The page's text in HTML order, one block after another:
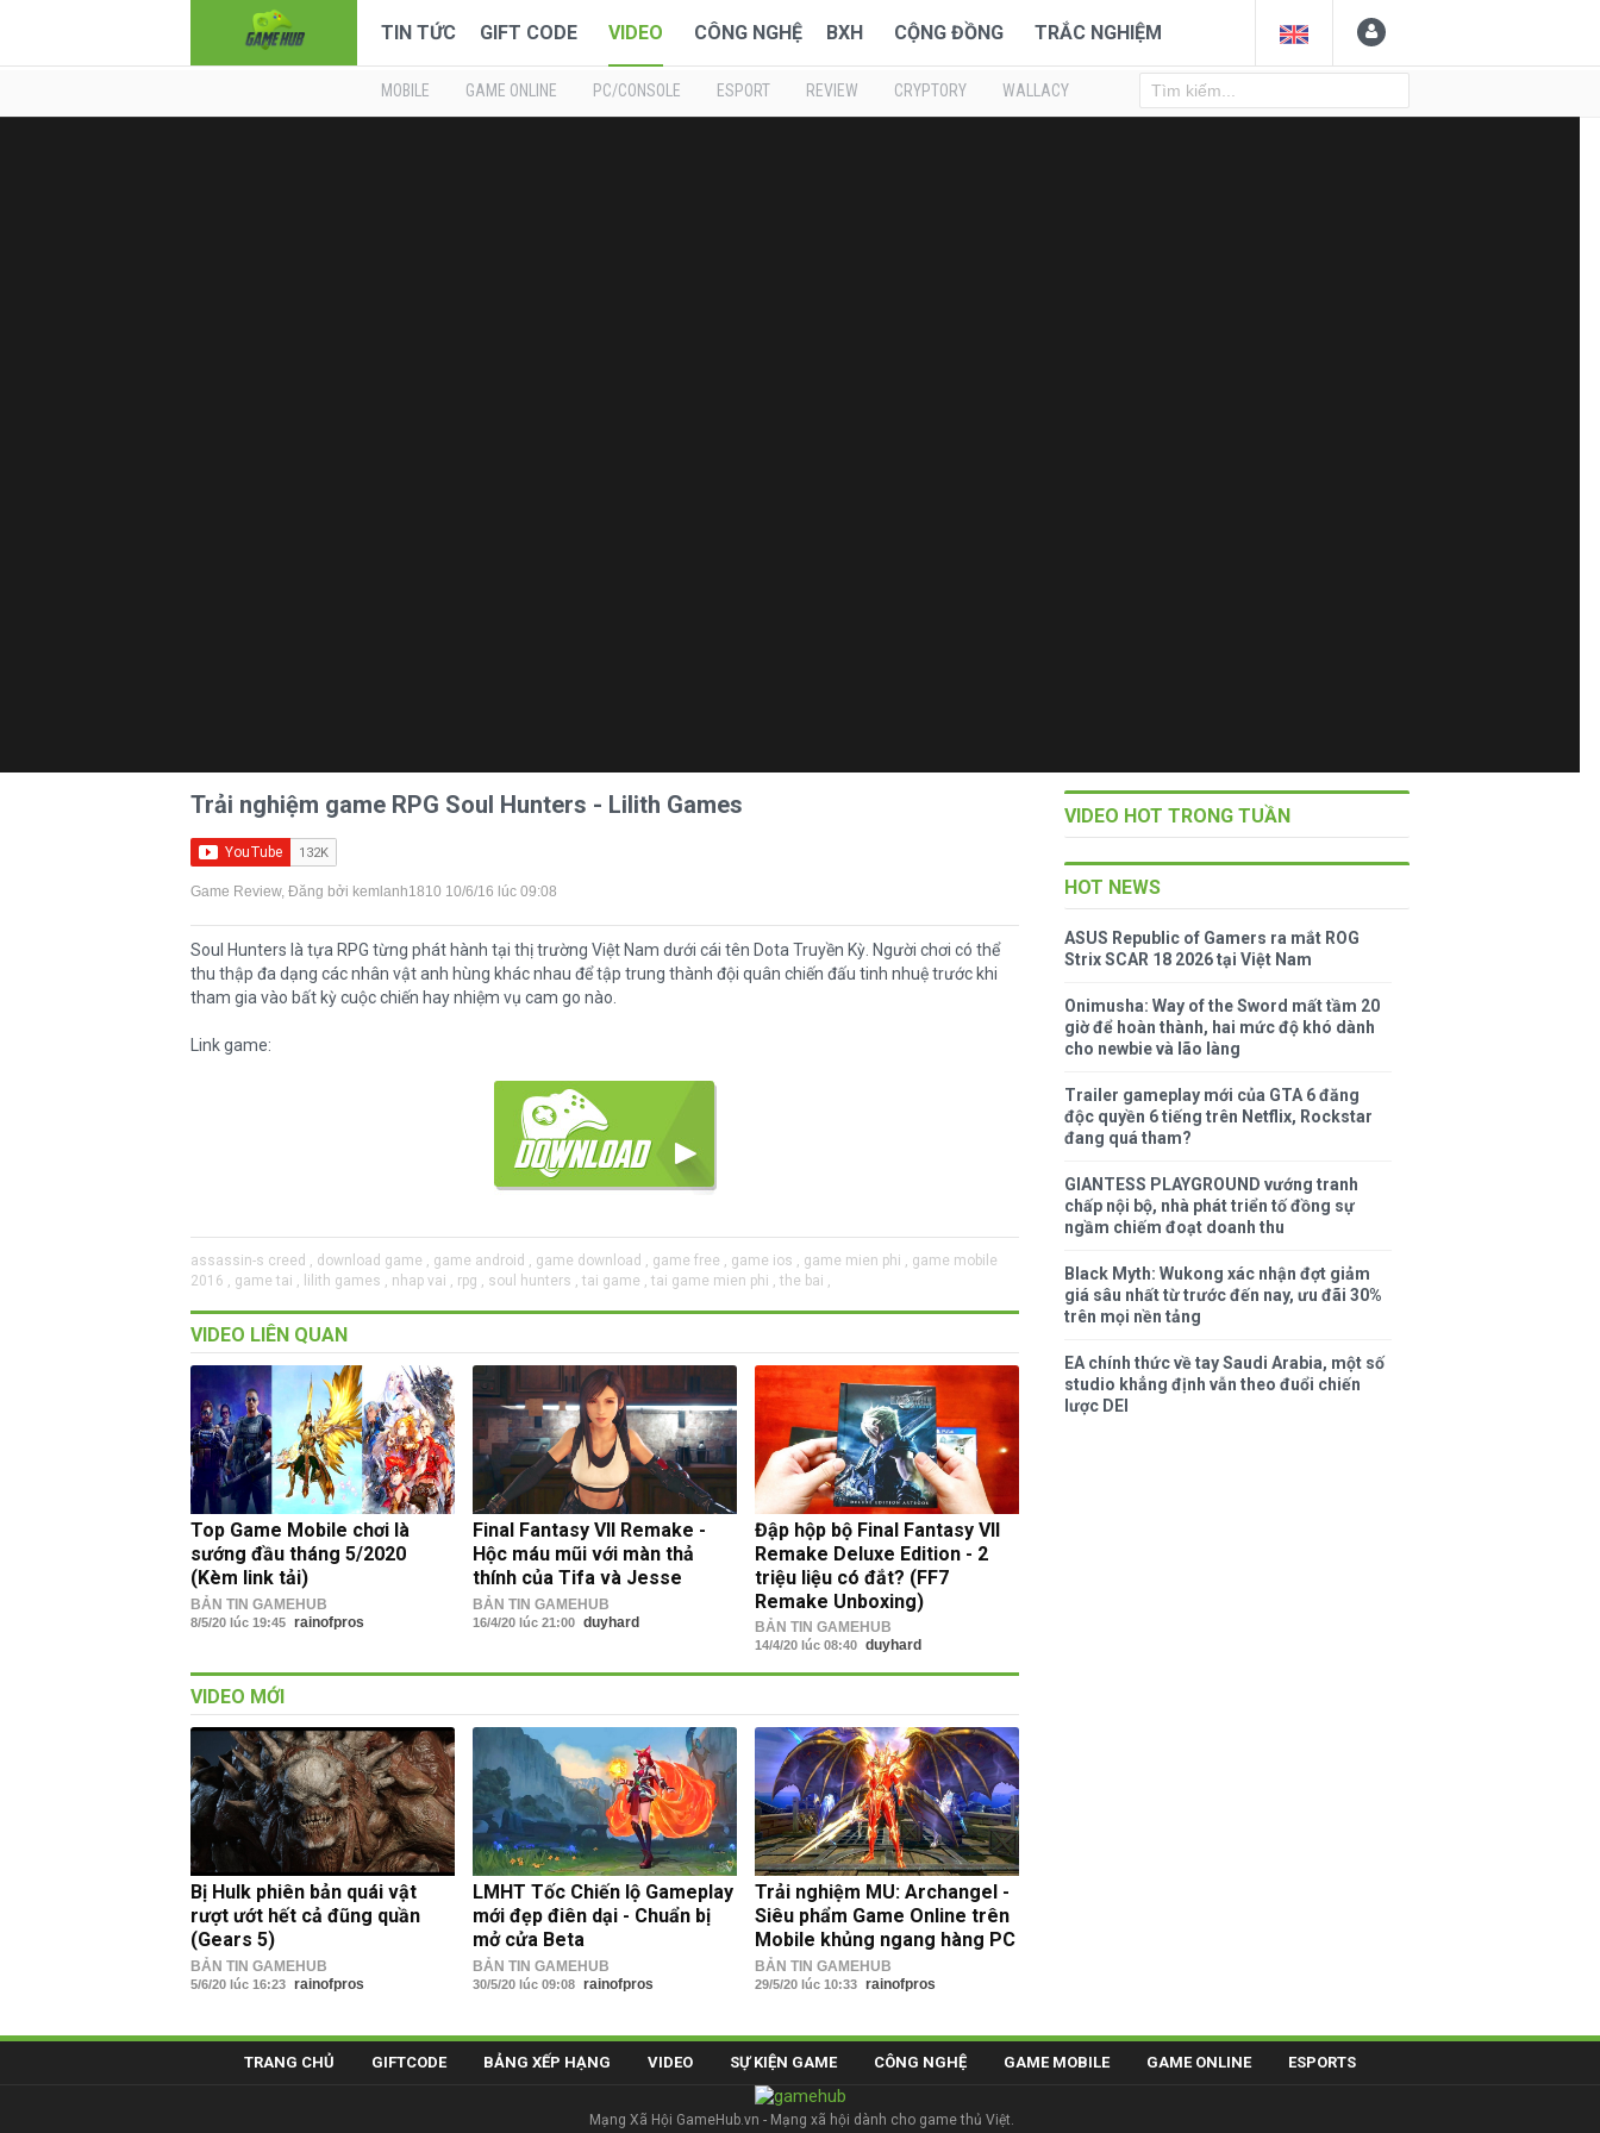
TIN TỨC GIFT CODE VIDEO CÔNG NGHỆ BXH CỘNG ĐỒNG TRẮC NGHIỆM
MOBILE GAME ONLINE PC/CONSOLE ESPORT REVIEW CRYPTORY WALLACY
Trải nghiệm game RPG Soul Hunters - Lilith Games
Game Review, Đăng bởi kemlanh1810 10/6/16 lúc 09:08
Soul Hunters là tựa RPG từng phát hành tại thị trường Việt Nam dưới cái tên Dota Truyền Kỳ. Người chơi có thể
thu thập đa dạng các nhân vật anh hùng khác nhau để tập trung thành đội quân chiến đấu tinh nhuệ trước khi
tham gia vào bất kỳ cuộc chiến hay nhiệm vụ cam go nào.
Link game:
assassin-s creed , download game , game android , game download , game free , game ios , game mien phi , game mobile
2016 , game tai , lilith games , nhap vai , rpg , soul hunters , tai game , tai game mien phi , the bai ,
VIDEO LIÊN QUAN
Top Game Mobile chơi là
sướng đầu tháng 5/2020
(Kèm link tải)
BẢN TIN GAMEHUB
8/5/20 lúc 19:45 rainofpros
Final Fantasy VII Remake -
Hộc máu mũi với màn thả
thính của Tifa và Jesse
BẢN TIN GAMEHUB
16/4/20 lúc 21:00 duyhard
Đập hộp bộ Final Fantasy VII
Remake Deluxe Edition - 2
triệu liệu có đắt? (FF7
Remake Unboxing)
BẢN TIN GAMEHUB
14/4/20 lúc 08:40 duyhard
VIDEO MỚI
Bị Hulk phiên bản quái vật
rượt ướt hết cả đũng quần
(Gears 5)
BẢN TIN GAMEHUB
5/6/20 lúc 16:23 rainofpros
LMHT Tốc Chiến lộ Gameplay
mới đẹp điên dại - Chuẩn bị
mở cửa Beta
BẢN TIN GAMEHUB
30/5/20 lúc 09:08 rainofpros
Trải nghiệm MU: Archangel -
Siêu phẩm Game Online trên
Mobile khủng ngang hàng PC
BẢN TIN GAMEHUB
29/5/20 lúc 10:33 rainofpros
VIDEO HOT TRONG TUẦN
HOT NEWS
ASUS Republic of Gamers ra mắt ROG
Strix SCAR 18 2026 tại Việt Nam
Onimusha: Way of the Sword mất tầm 20
giờ để hoàn thành, hai mức độ khó dành
cho newbie và lão làng
Trailer gameplay mới của GTA 6 đăng
độc quyền 6 tiếng trên Netflix, Rockstar
đang quá tham?
GIANTESS PLAYGROUND vướng tranh
chấp nội bộ, nhà phát triển tố đồng sự
ngầm chiếm đoạt doanh thu
Black Myth: Wukong xác nhận đợt giảm
giá sâu nhất từ trước đến nay, ưu đãi 30%
trên mọi nền tảng
EA chính thức về tay Saudi Arabia, một số
studio khẳng định vẫn theo đuổi chiến
lược DEI
TRANG CHỦ GIFTCODE BẢNG XẾP HẠNG VIDEO SỰ KIỆN GAME CÔNG NGHỆ GAME MOBILE GAME ONLINE ESPORTS
Mạng Xã Hội GameHub.vn - Mạng xã hội dành cho game thủ Việt.